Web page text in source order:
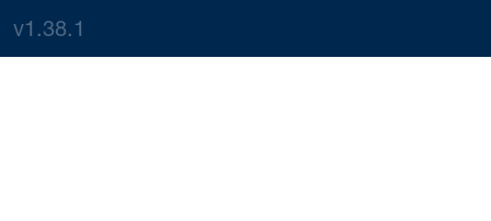
v1.38.1